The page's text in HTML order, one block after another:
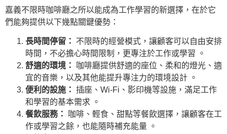
嘉義不限時咖啡廳之所以能成為工作學習的新選擇，在於它
們能夠提供以下幾點關鍵優勢：
長時間停留：
不限時的經營模式，讓顧客可以自由安排
時間，不必擔心時間限制，更專注於工作或學習 。
舒適的環境：
咖啡廳提供舒適的座位、柔和的燈光、適
宜的音樂，以及其他能提升專注力的環境設計 。
便利的設施： 插座、Wi-Fi、影印機等設施，滿足工作
和學習的基本需求 。
餐飲服務：
咖啡、輕食、甜點等餐飲選擇，讓顧客在工
作或學習之餘，也能隨時補充能量 。